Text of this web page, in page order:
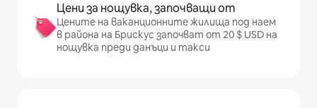
Цени за нощувка, започващи от
Цените на ваканционните жилища под наем
в района на Брискус започват от 20 $ USD на
нощувка преди данъци и такси